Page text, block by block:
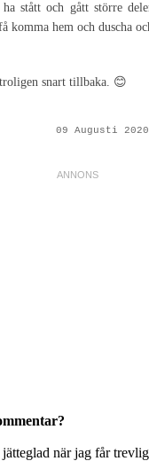
stått och gått större
komma hem och duscha
snart tillbaka. 😊
09 Augusti
när jag får